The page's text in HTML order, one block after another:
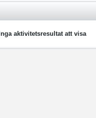
Inga aktivitetsresultat att visa